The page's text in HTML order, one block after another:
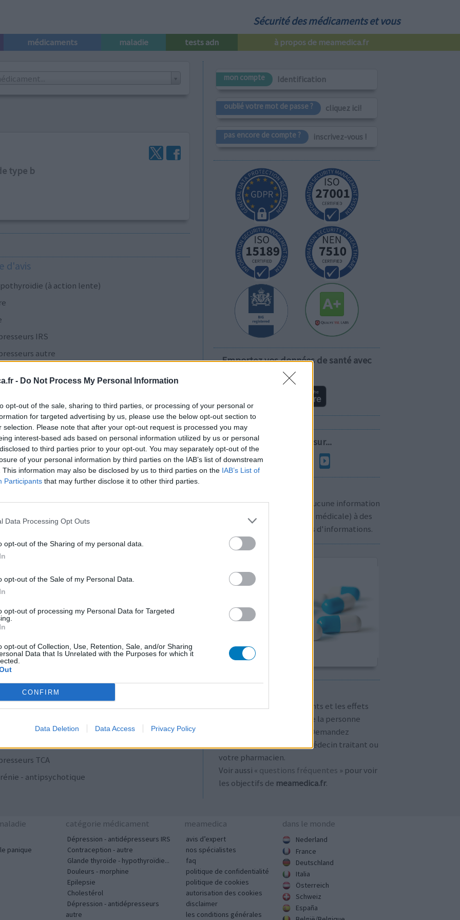
- Do Not Process My Personal Information
opt-out of the sale, sharing to third parties, or processing of your personal or
for targeted advertising by us, please use the below opt-out section to
selection. Please note that after your opt-out request is processed you may
interest-based ads based on personal information utilized by us or personal
to third parties prior to your opt-out. You may separately opt-out of the
of your personal information by third parties on the IAB’s list of downstream
This information may also be disclosed by us to third parties on the IAB’s List of
Participants that may further disclose it to other third parties.
Data Processing Opt Outs
opt-out of the Sharing of my personal data.
opt-out of the Sale of my Personal Data.
opt-out of processing my Personal Data for Targeted
opt-out of Collection, Use, Retention, Sale, and/or Sharing
Data that Is Unrelated with the Purposes for which it
CONFIRM
Data Deletion Data Access Privacy Policy
Sécurité des médicaments et vous
médicaments maladie tests adn à propos de meamedica.fr
type b
d'avis
(à action lente)
IRS
autre
IRS
à large spectre
IRS
autre
antihormones
IRS
IRS
oraux
bloquant
bloquant
- antipsychotique
oraux
TCA
- antipsychotique
mon compte Identification
oublié votre mot de passe ? cliquez ici!
pas encore de compte ? inscrivez-vous !
Emportez vos données de santé avec
vous!
Suivez-nous sur...
Nous ne communiquons aucune information
personnelle (prescription médicale) à des
pour plus d'informations.
Les avis sur les médicaments et les effets
secondaires dépendent de la personne
utilisant le médicament. Demandez
toujours conseil à votre médecin traitant ou
votre pharmacien.
Voir aussi « questions fréquentes » pour voir
les objectifs de meamedica.fr.
panique
catégorie médicament
Dépression - antidépresseurs IRS
Contraception - autre
Glande thyroïde - hypothyroïdie...
Douleurs - morphine
Epilepsie
Cholestérol
Dépression - antidépresseurs
autre
meamedica
avis d’expert
nos spécialistes
faq
politique de confidentialité
politique de cookies
autorisation des cookies
disclaimer
les conditions générales
dans le monde
Nederland
France
Deutschland
Italia
Österreich
Schweiz
España